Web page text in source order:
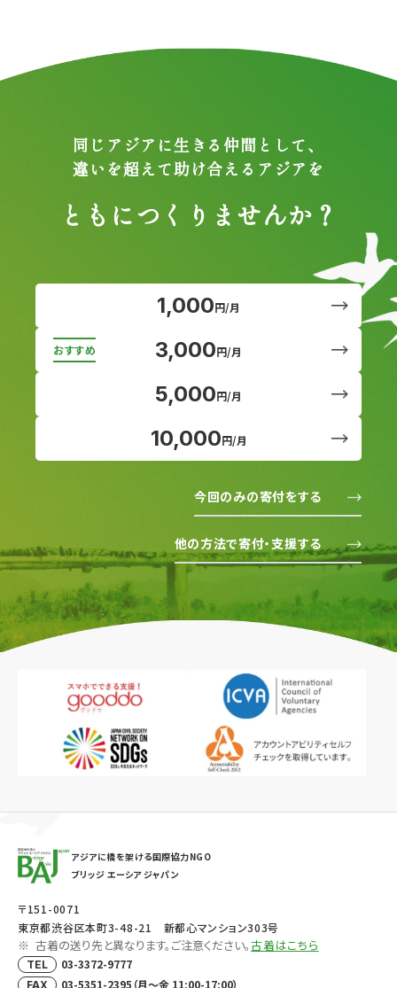
同じアジアに生きる仲間として、
違いを超えて助け合えるアジアを
ともにつくりませんか？
1,000円/月
3,000円/月
5,000円/月
10,000円/月
今回のみの寄付をする
他の方法で寄付・支援する
アジアに橋を架ける国際協力NGO
ブリッジ エーシア ジャパン
〒151-0071
東京都渋谷区本町3-48-21 新都心マンション303号
古着の送り先と異なります。ご注意ください。古着はこちら
TEL 03-3372-9777
FAX 03-5351-2395（月～金 11:00-17:00）